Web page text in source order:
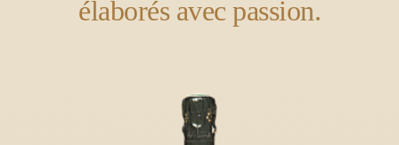
élaborés avec passion.